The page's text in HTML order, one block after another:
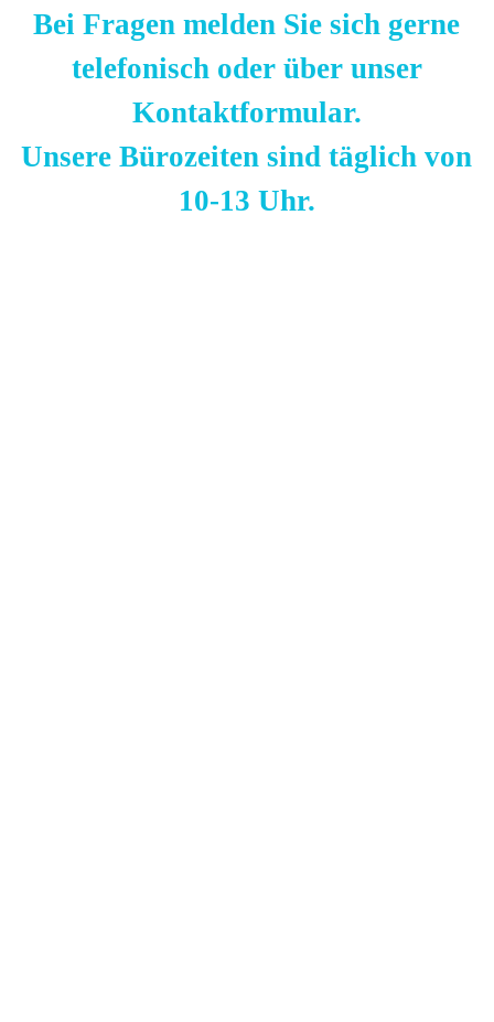
Bei Fragen melden Sie sich gerne
telefonisch oder über unser
Kontaktformular.
Unsere Bürozeiten sind täglich von
10-13 Uhr.